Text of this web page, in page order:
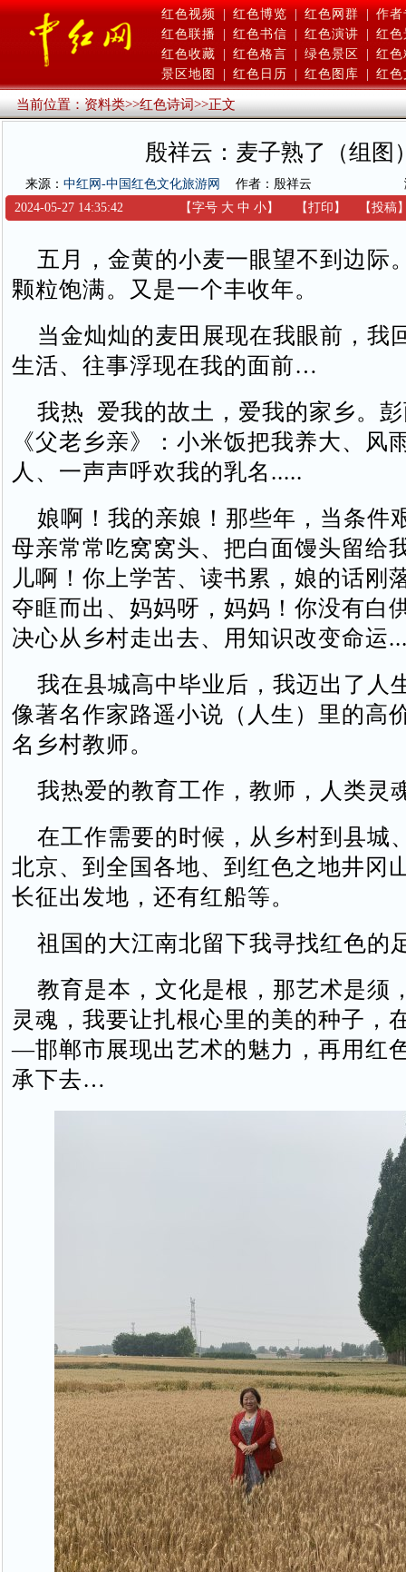
红色视频 | 红色博览 | 红色网群 | 作者
红色联播
红色书信 红色演讲
红色
红色收藏
红色格言 绿色景区
红色
景区地图
红色日历 红色图库 红色
当前位置：资料类>>红色诗词>>正文
殷祥云：麦子熟了（组图
来源： 中红网-中国红色文化旅游网 作者：殷祥云
2024-05-27 14:35:42
【字号 大 中 小】 【打印 】 【投稿
五月，金黄的小麦一眼望不到边际
颗粒饱满。又是一个丰收年。
当金灿灿的麦田展现在我眼前，我
生活、往事浮现在我的面前…
我热 爱我的故土，爱我的家乡。彭
《父老乡亲》：小米饭把我养大、风
人、一声声呼欢我的乳名.....
娘啊！我的亲娘！那些年，当条件
母亲常常吃窝窝头、把白面馒头留给
儿啊！你上学苦、读书累，娘的话刚
夺眶而出、妈妈呀，妈妈！你没有白
决心从乡村走出去、用知识改变命运
我在县城高中毕业后，我迈出了人
像著名作家路遥小说（人生）里的高
名乡村教师。
我热爱的教育工作，教师，人类灵
在工作需要的时候，从乡村到县城
北京、到全国各地、到红色之地井冈
长征出发地，还有红船等。
祖国的大江南北留下我寻找红色
教育是本，文化是根，那艺术是须
灵魂，我要让扎根心里的美的种子，
—邯郸市展现出艺术的魅力，再用红
承下去…